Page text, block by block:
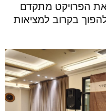
את הפרויקט מתקדם
בקרוב למציאות